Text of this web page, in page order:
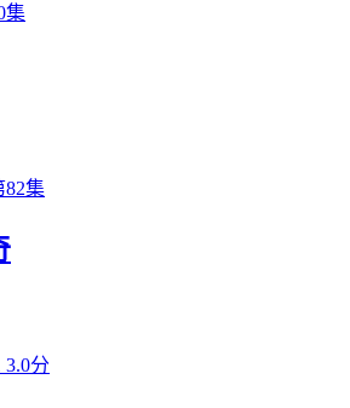
集
82集
3.0分